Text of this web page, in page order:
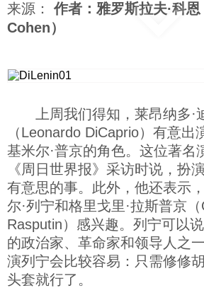
评论
经济
科技
社会
文化
来源： 作者：雅罗斯拉夫·科
Cohen）
上周我们得知，莱昂纳多·
（Leonardo DiCaprio）有意出
基米尔·普京的角色。这位著名
《周日世界报》采访时说，扮
有意思的事。此外，他还表示
尔·列宁和格里戈里·拉斯普京
Rasputin）感兴趣。列宁可以
的政治家、革命家和领导人之
演列宁会比较容易：只需修修
头套就行了。